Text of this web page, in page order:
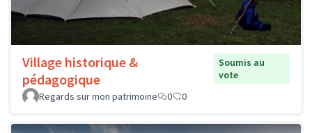
Village historique &
pédagogique
Soumis au
vote
Regards sur mon patrimoine
0 0